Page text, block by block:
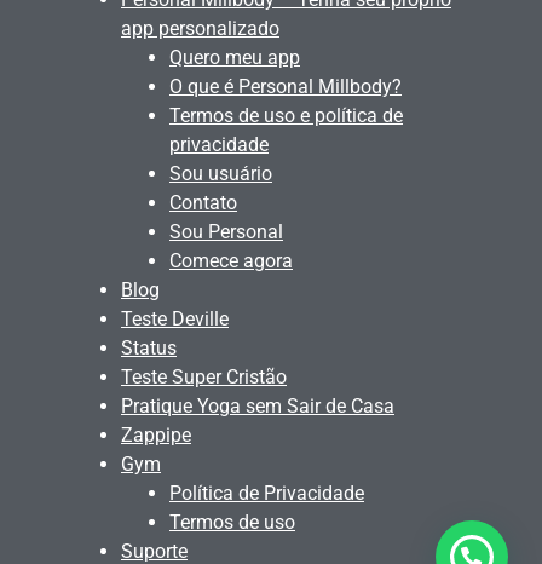
app personalizado
Quero meu app
O que é Personal Millbody?
Termos de uso e política de
privacidade
Sou usuário
Contato
Sou Personal
Comece agora
Blog
Teste Deville
Status
Teste Super Cristão
Pratique Yoga sem Sair de Casa
Zappipe
Gym
Política de Privacidade
Termos de uso
Suporte